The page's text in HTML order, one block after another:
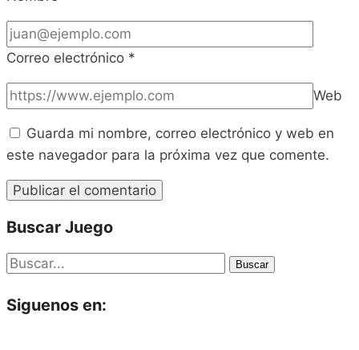
Correo electrónico *
Web
Guarda mi nombre, correo electrónico y web en
este navegador para la próxima vez que comente.
Buscar Juego
Buscar
Siguenos en: